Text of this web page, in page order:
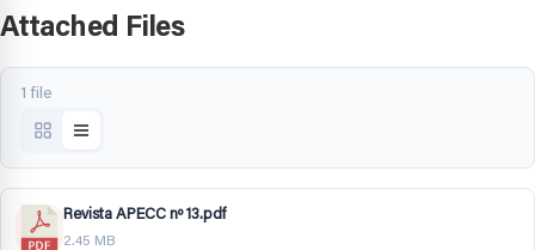
Attached Files
1 file
Revista APECC nº 13.pdf
2.45 MB